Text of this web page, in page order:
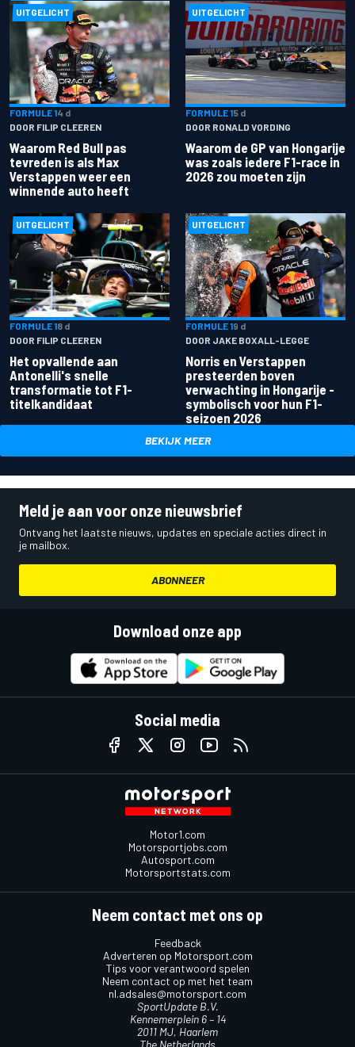
UITGELICHT
FORMULE 14 d
DOOR FILIP CLEEREN
Waarom Red Bull pas
tevreden is als Max
Verstappen weer een
winnende auto heeft
UITGELICHT
FORMULE 15 d
DOOR RONALD VORDING
Waarom de GP van Hongarije
was zoals iedere F1-race in
2026 zou moeten zijn
UITGELICHT
FORMULE 18 d
DOOR FILIP CLEEREN
Het opvallende aan
Antonelli's snelle
transformatie tot F1-
titelkandidaat
UITGELICHT
FORMULE 19 d
DOOR JAKE BOXALL-LEGGE
Norris en Verstappen
presteerden boven
verwachting in Hongarije -
symbolisch voor hun F1-
seizoen 2026
BEKIJK MEER
Meld je aan voor onze nieuwsbrief
Ontvang het laatste nieuws, updates en speciale acties direct in
je mailbox.
ABONNEER
Download onze app
Social media
Motor1.com
Motorsportjobs.com
Autosport.com
Motorsportstats.com
Neem contact met ons op
Feedback
Adverteren op Motorsport.com
Tips voor verantwoord spelen
Neem contact op met het team
nl.adsales@motorsport.com
SportUpdate B.V.
Kennemerplein 6 – 14
2011 MJ, Haarlem